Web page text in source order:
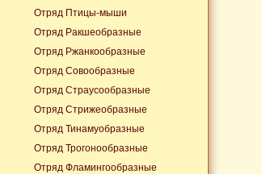
Отряд Птицы-мыши
Отряд Ракшеобразные
Отряд Ржанкообразные
Отряд Совообразные
Отряд Страусообразные
Отряд Стрижеобразные
Отряд Тинамуобразные
Отряд Трогонообразные
Отряд Фламингообразные